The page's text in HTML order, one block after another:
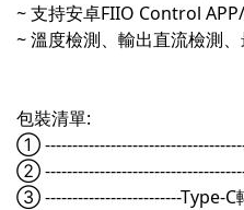
~ 支持安卓FIIO Control
~ 溫度檢測、輸出直流檢測
包裝清單:
①
②
③ -------------------------Type-C